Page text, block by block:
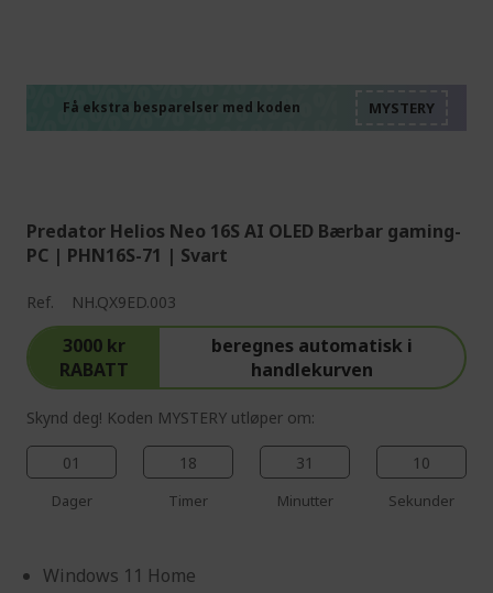
Få ekstra besparelser med koden
Predator Helios Neo 16S AI OLED Bærbar gaming-
PC | PHN16S-71 | Svart
Ref. NH.QX9ED.003
3000 kr
RABATT
beregnes automatisk i
handlekurven
Skynd deg! Koden MYSTERY utløper om:
01
Dager
18
Timer
31
Minutter
09
Sekunder
Windows 11 Home